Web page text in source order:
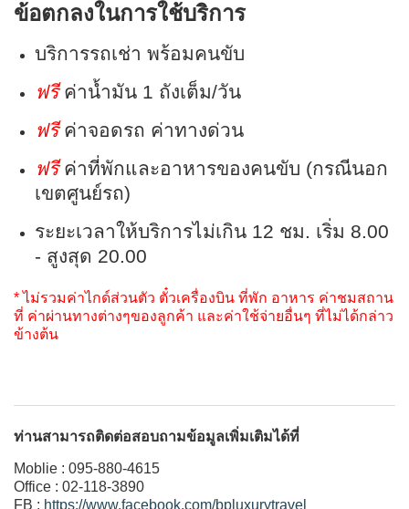
ข้อตกลงในการใช้บริการ
บริการรถเช่า พร้อมคนขับ
ฟรีค่าน้ำมัน 1 ถังเต็ม/วัน
ฟรีค่าจอดรถ ค่าทางด่วน
ฟรีค่าที่พักและอาหารของคนขับ (กรณีนอก
เขตศูนย์รถ)
ระยะเวลาให้บริการไม่เกิน 12 ชม. เริ่ม 8.00
- สูงสุด 20.00
* ไม่รวมค่าไกด์ส่วนตัว ตั๋วเครื่องบิน ที่พัก อาหาร ค่าชมสถาน
ที่ ค่าผ่านทางต่างๆของลูกค้า และค่าใช้จ่ายอื่นๆ ที่ไม่ได้กล่าว
ข้างต้น
ท่านสามารถติดต่อสอบถามข้อมูลเพิ่มเติมได้ที่
Moblie : 095-880-4615
Office : 02-118-3890
FB : https://www.facebook.com/bpluxurytravel